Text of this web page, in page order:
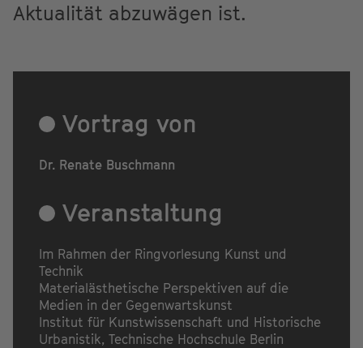
Aktualität abzuwägen ist.
Vortrag von
Dr. Renate Buschmann
Veranstaltung
Im Rahmen der Ringvorlesung Kunst und
Technik
Materialästhetische Perspektiven auf die
Medien in der Gegenwartskunst
Institut für Kunstwissenschaft und Historische
Urbanistik, Technische Hochschule Berlin